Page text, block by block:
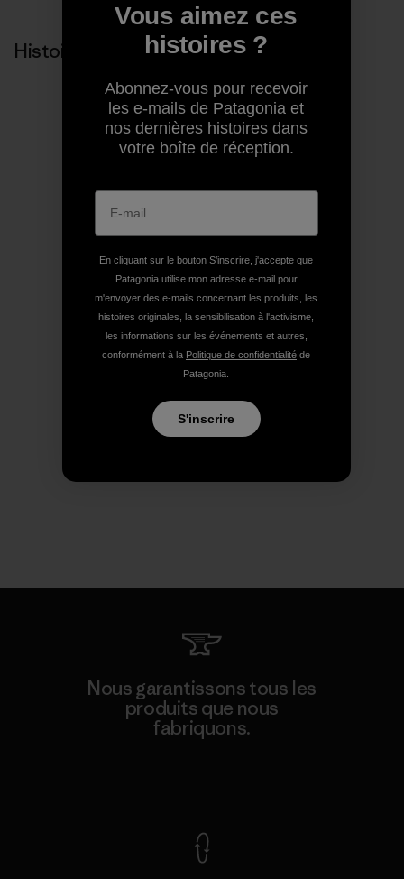
Histoires liées
Nous garantissons tous les
produits que nous
fabriquons.
Vous aimez ces
histoires ?
Abonnez-vous pour recevoir
les e-mails de Patagonia et
nos dernières histoires dans
votre boîte de réception.
En cliquant sur le bouton S’inscrire, j'accepte que
Patagonia utilise mon adresse e-mail pour
m'envoyer des e-mails concernant les produits, les
histoires originales, la sensibilisation à l'activisme,
les informations sur les événements et autres,
conformément à la Politique de confidentialité de
Patagonia.
S'inscrire